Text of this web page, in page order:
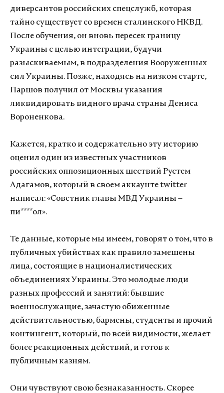
диверсантов российских спецслужб, которая
тайно существует со времен сталинского НКВД.
После обучения, он вновь пересек границу
Украины с целью интеграции, будучи
разыскиваемым, в подразделения Вооруженных
сил Украины. Позже, находясь на низком старте,
Паршов получил от Москвы указания
ликвидировать видного врача страны Дениса
Вороненкова.
Кажется, кратко и содержательно эту историю
оценил один из известных участников
российских оппозиционных шествий Рустем
Адагамов, который в своем аккаунте twitter
написал: «Советник главы МВД Украины –
пи****ол».
Те данные, которые мы имеем, говорят о том, что в
публичных убийствах как правило замешены
лица, состоящие в националистических
объединениях Украины. Это молодые люди
разных профессий и занятий: бывшие
военнослужащие, зачастую обиженные
действительностью, бармены, студенты и прочий
контингент, который, по всей видимости, желает
более реакционных действий, и готов к
публичным казням.
Они чувствуют свою безнаказанность. Скорее